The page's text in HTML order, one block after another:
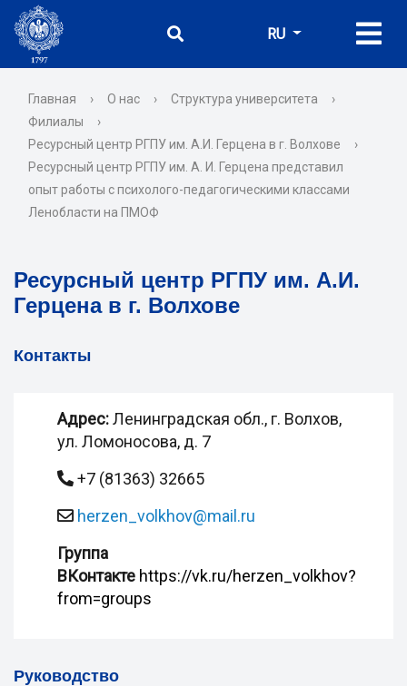
RU
Главная › О нас › Структура университета
›
Филиалы
›
Ресурсный центр РГПУ им. А.И. Герцена в г. Волхове
›
Ресурсный центр РГПУ им. А. И. Герцена представил
опыт работы с психолого-педагогическими классами
Ленобласти на ПМОФ
Ресурсный центр РГПУ им. А.И.
Герцена в г. Волхове
Контакты
Адрес:Ленинградская обл., г. Волхов,
ул. Ломоносова, д. 7
+7 (81363) 32665
herzen_volkhov@mail.ru
Группа
ВКонтакте https://vk.ru/herzen_volkhov?
from=groups
Руководство